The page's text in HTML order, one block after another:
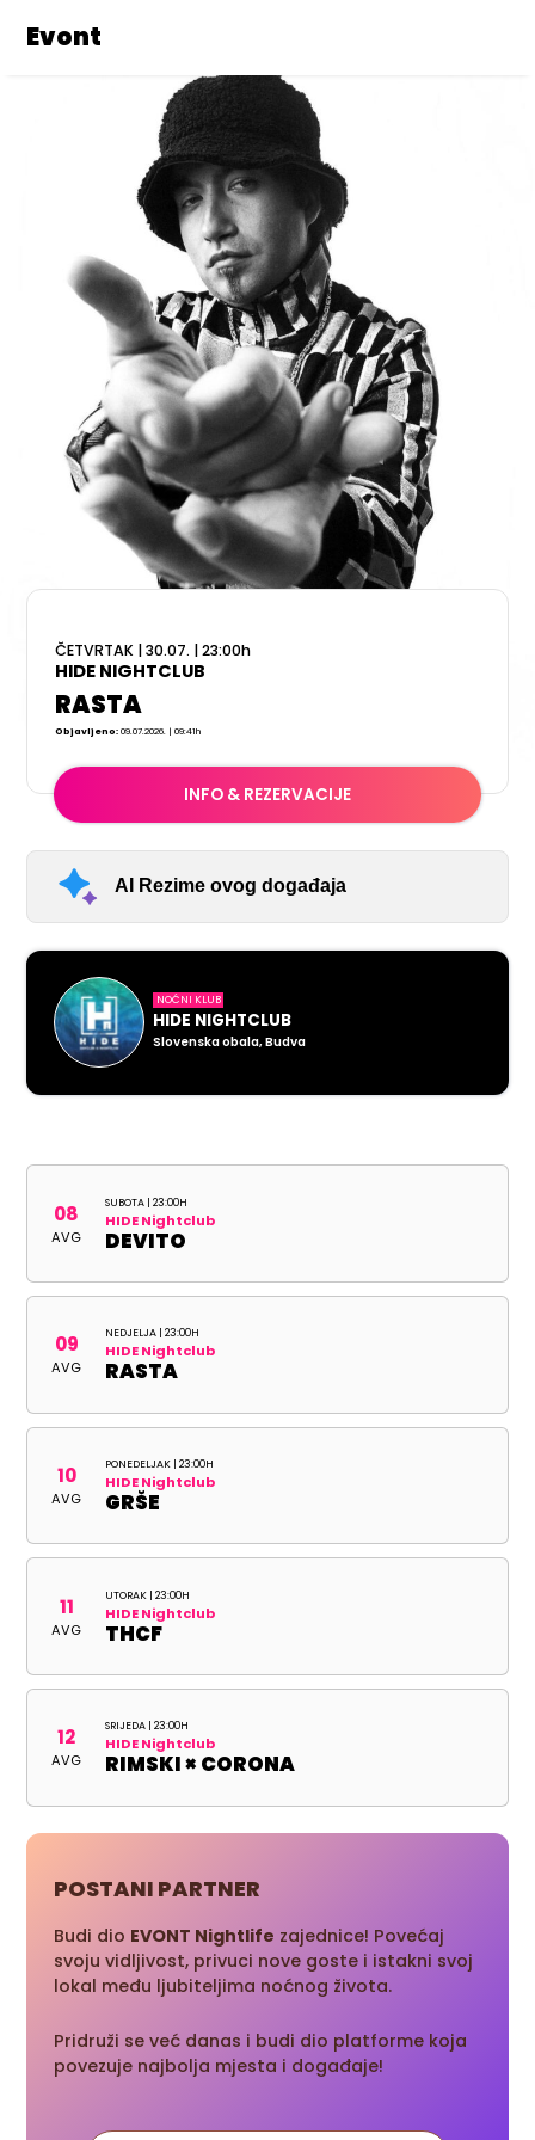
Evont
ČETVRTAK |30.07. |23:00h
HIDE NIGHTCLUB
RASTA
Objavljeno:09.07.2026. | 09:41h
INFO & REZERVACIJE
AI Rezime ovog događaja
NOĆNI KLUB
HIDE NIGHTCLUB
Slovenska obala, Budva
08
AVG
SUBOTA | 23:00H
HIDE Nightclub
DEVITO
09
AVG
NEDJELJA | 23:00H
HIDE Nightclub
RASTA
10
AVG
PONEDELJAK | 23:00H
HIDE Nightclub
GRŠE
11
AVG
UTORAK | 23:00H
HIDE Nightclub
THCF
12
AVG
SRIJEDA | 23:00H
HIDE Nightclub
RIMSKI × CORONA
POSTANI PARTNER
Budi dio EVONT Nightlife zajednice! Povećaj
svoju vidljivost, privuci nove goste i istakni svoj
lokal među ljubiteljima noćnog života.
Pridruži se već danas i budi dio platforme koja
povezuje najbolja mjesta i događaje!